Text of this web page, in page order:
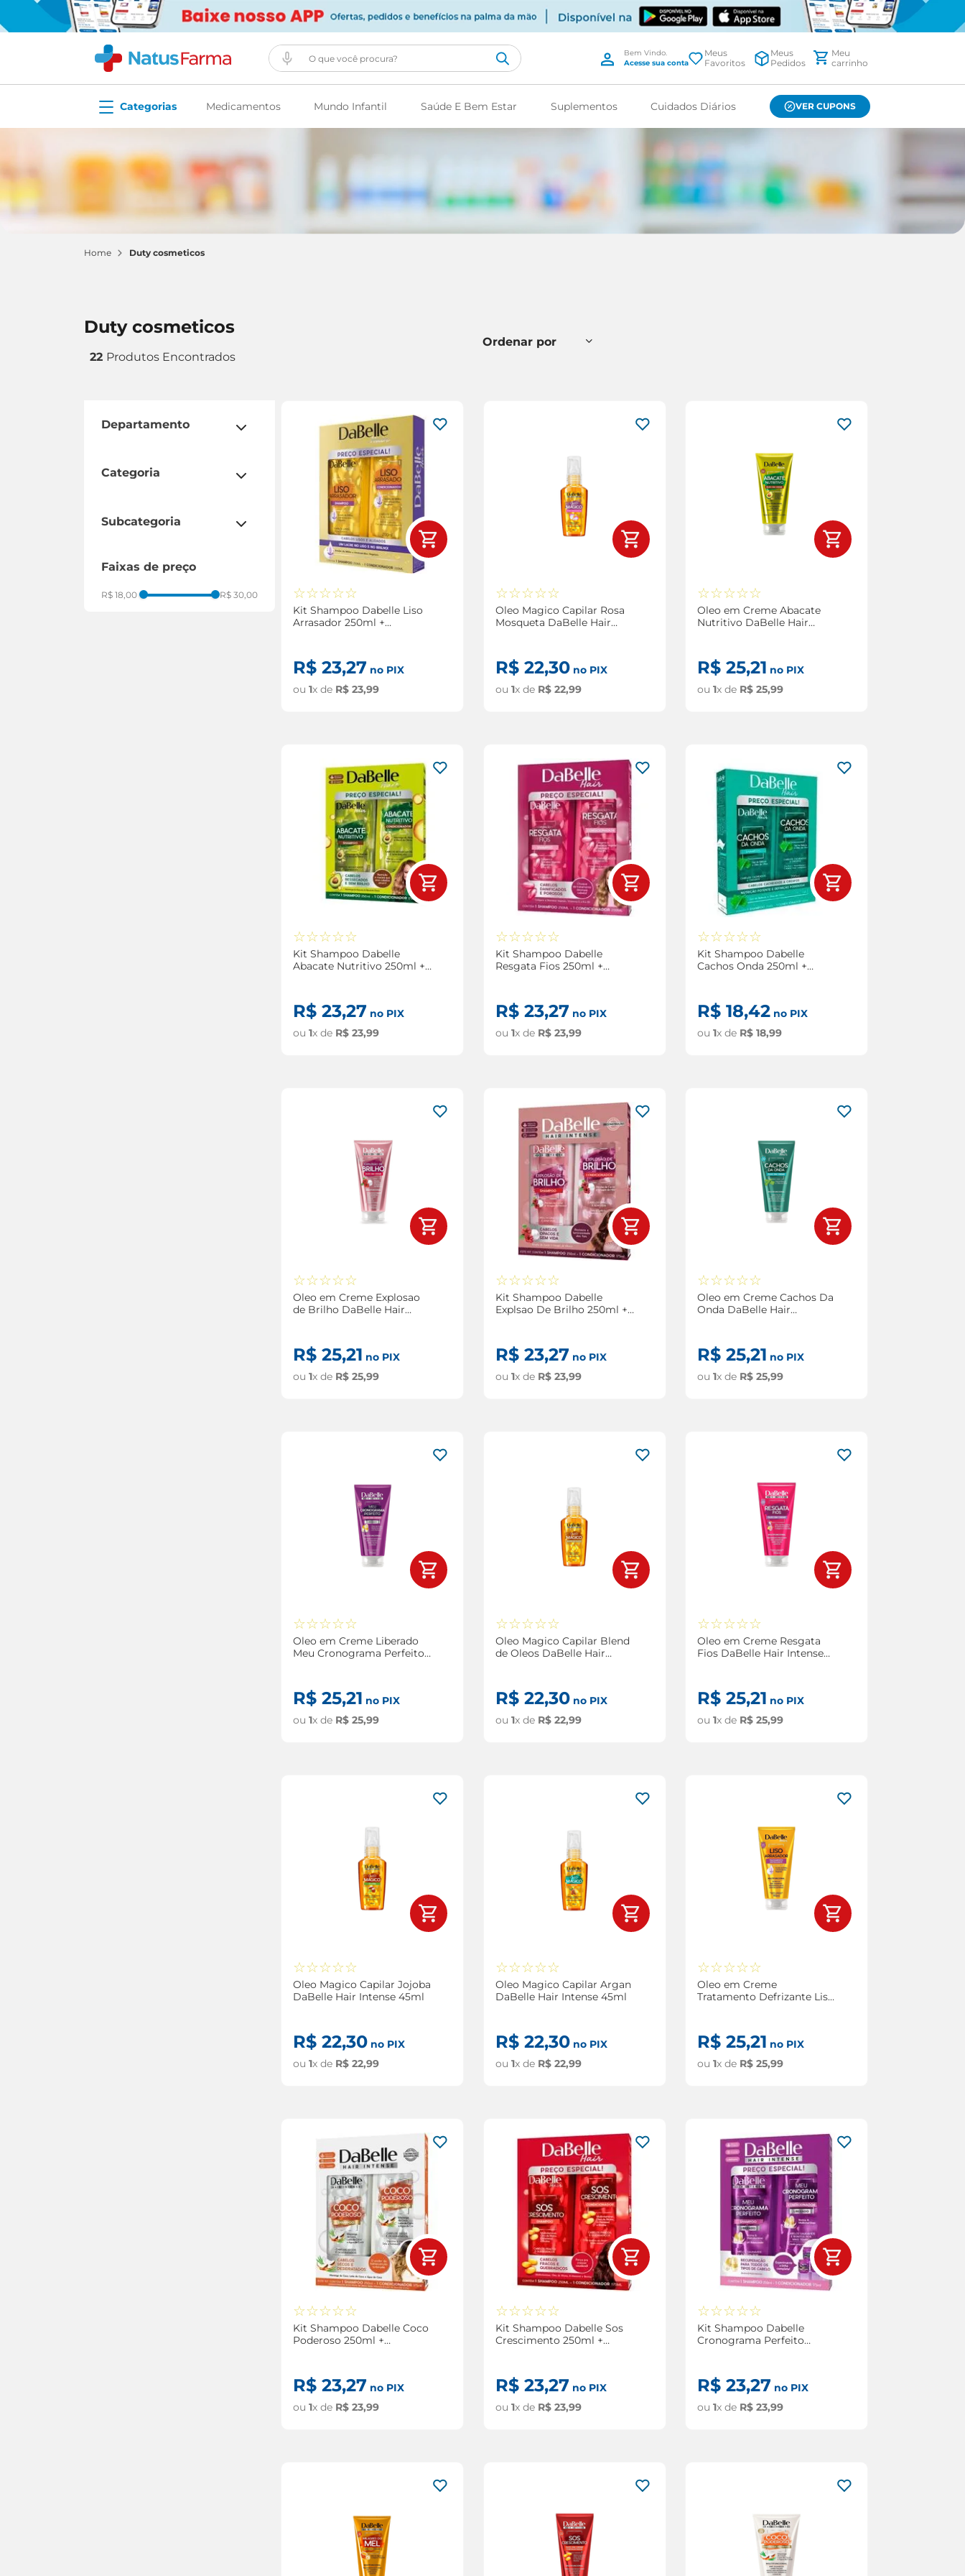
O que você procura?
Meus
Favoritos
Meus
Pedidos
Medicamentos Mundo Infantil Saúde E Bem Estar Suplementos Cuidados Diários VER CUPONS
duty cosmeticos
duty cosmeticos
22
departamento
categoria
subcategoria
kit capilar
faixas de preço
R$ 18,00 R$ 30,00 ☆☆☆☆☆
Kit Shampoo Dabelle Liso
Arrasador 250ml +
R$ 23,27 no PIX
ou1x de R$ 23,99
☆☆☆☆☆
Oleo Magico Capilar Rosa
Mosqueta DaBelle Hair
R$ 22,30no PIX
ou 1x de R$ 22,99
☆☆☆☆☆
Oleo em Creme Abacate
Nutritivo DaBelle Hair
R$ 25,21 no PIX
ou 1x de R$ 25,99
☆☆☆☆☆
Kit Shampoo Dabelle
Abacate Nutritivo 250ml +
R$ 23,27 no PIX
ou1x de R$ 23,99
☆☆☆☆☆
Kit Shampoo Dabelle
Resgata Fios 250ml +
R$ 23,27 no PIX
ou 1x de R$ 23,99
☆☆☆☆☆
Kit Shampoo Dabelle
Cachos Onda 250ml +
R$ 18,42no PIX
ou 1x de R$ 18,99
☆☆☆☆☆
Oleo em Creme Explosao
de Brilho DaBelle Hair
R$ 25,21 no PIX
ou1x de R$ 25,99
☆☆☆☆☆
Kit Shampoo Dabelle
Explsao De Brilho 250ml +
R$ 23,27 no PIX
ou 1x de R$ 23,99
☆☆☆☆☆
Oleo em Creme Cachos Da
Onda DaBelle Hair
R$ 25,21 no PIX
ou 1x de R$ 25,99
☆☆☆☆☆
Oleo em Creme Liberado
Meu Cronograma Perfeito
R$ 25,21 no PIX
ou1x de R$ 25,99
☆☆☆☆☆
Oleo Magico Capilar Blend
de Oleos DaBelle Hair
R$ 22,30no PIX
ou 1x de R$ 22,99
☆☆☆☆☆
Oleo em Creme Resgata
Fios DaBelle Hair Intense
R$ 25,21 no PIX
ou 1x de R$ 25,99
☆☆☆☆☆
Oleo Magico Capilar Jojoba
DaBelle Hair Intense 45ml
R$ 22,30 no PIX
ou1x de R$ 22,99
☆☆☆☆☆
Oleo Magico Capilar Argan
DaBelle Hair Intense 45ml
R$ 22,30no PIX
ou 1x de R$ 22,99
☆☆☆☆☆
Oleo em Creme
Tratamento Defrizante Liso
R$ 25,21 no PIX
ou 1x de R$ 25,99
☆☆☆☆☆
Kit Shampoo Dabelle Coco
Poderoso 250ml +
R$ 23,27 no PIX
ou1x de R$ 23,99
☆☆☆☆☆
Kit Shampoo Dabelle Sos
Crescimento 250ml +
R$ 23,27 no PIX
ou 1x de R$ 23,99
☆☆☆☆☆
Kit Shampoo Dabelle
Cronograma Perfeito
Perfeito 175ml
R$ 23,27 no PIX
ou 1x de R$ 23,99